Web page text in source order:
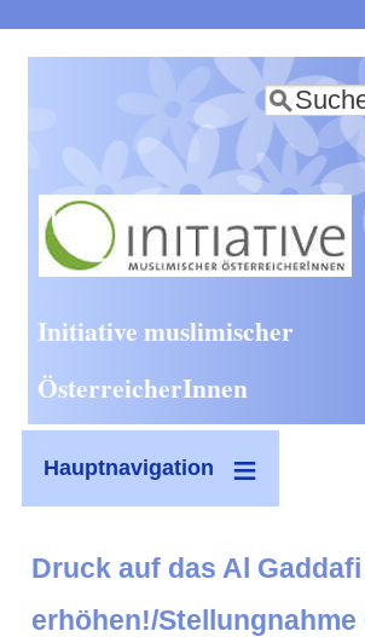
zum
Inhalt
Suche
Initiative muslimischer
ÖsterreicherInnen
Hauptnavigation
Druck auf das Al
erhöhen!/Stellungnahme